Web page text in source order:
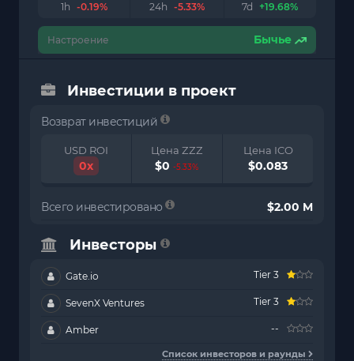
1h -0.19% 24h -5.33% 7d +19.68%
Настроение Бычье
Инвестиции в проект
Возврат инвестиций
USD ROI
0x
Цена ZZZ
$0 -5.33%
Цена ICO
$0.083
Всего инвестировано $2.00 M
Инвесторы
Gate.io Tier 3
SevenX Ventures Tier 3
Amber --
Список инвесторов и раунды